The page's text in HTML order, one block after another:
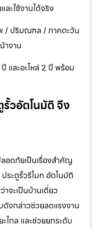
ะใช้งานได้จริง
/ ปริมณฑล / ภาคตะวัน
างาน
และอะไหล่ 2 ปี พร้อม
รั้วอัตโนมัติ จึง
อดภัยเป็นเรื่องสำคัญ
ระตูรั้วรีโมท อัตโนมัติ
จะเป็นบ้านเดี่ยว
ดังกล่าวช่วยลดแรงงาน
ไกล และช่วยยกระดับ